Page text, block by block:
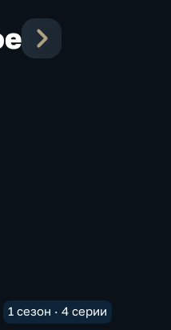
1 сезон · 4 серии